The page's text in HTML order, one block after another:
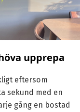
upprepa
eftersom
sekund med en
gång en bostad